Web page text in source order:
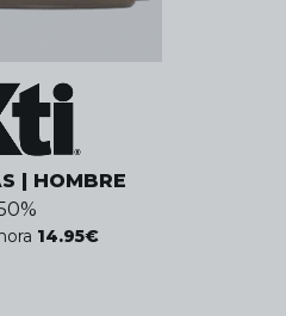
| HOMBRE
%
14.95€